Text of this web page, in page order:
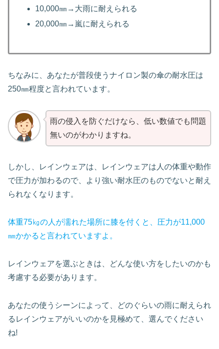
10,000㎜→大雨に耐えられる
20,000㎜→嵐に耐えられる
ちなみに、あなたが普段使うナイロン製の傘の耐水圧は
250㎜程度と言われています。
雨の侵入を防ぐだけなら、低い数値でも問題
無いのがわかりますね。
しかし、レインウェアは、レインウェアは人の体重や動作
で圧力が加わるので、より強い耐水圧のものでないと耐え
られなくなります。
体重75㎏の人が濡れた場所に膝を付くと、圧力が11,000
㎜かかると言われていますよ。
レインウェアを選ぶときは、どんな使い方をしたいのかも
考慮する必要があります。
あなたの使うシーンによって、どのぐらいの雨に耐えられ
るレインウェアがいいのかを見極めて、選んでください
ね!